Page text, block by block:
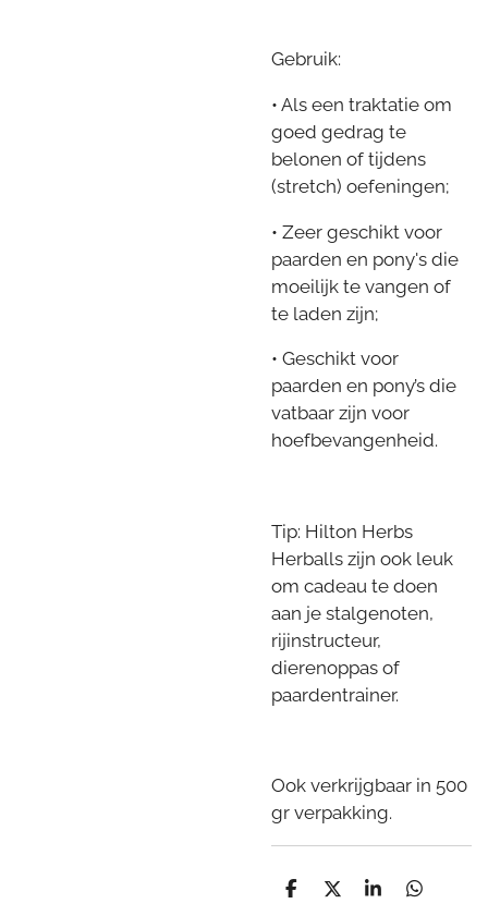
Gebruik:
• Als een traktatie om
goed gedrag te
belonen of tijdens
(stretch) oefeningen;
• Zeer geschikt voor
paarden en pony's die
moeilijk te vangen of
te laden zijn;
• Geschikt voor
paarden en pony’s die
vatbaar zijn voor
hoefbevangenheid.
Tip: Hilton Herbs
Herballs zijn ook leuk
om cadeau te doen
aan je stalgenoten,
rijinstructeur,
dierenoppas of
paardentrainer.
Ook verkrijgbaar in 500
gr verpakking.
D
D
S
D